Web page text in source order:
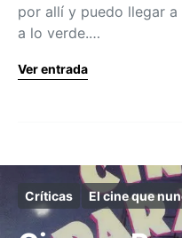
por allí y puedo llegar
a lo verde.…
Ver entrada
Críticas El cine que